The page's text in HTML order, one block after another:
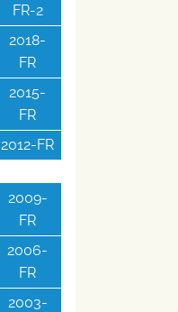
FR-2
2018-
FR
2015-
FR
2012-FR
2009-
FR
2006-
FR
2003-